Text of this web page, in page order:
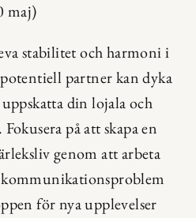
maj)
stabilitet och harmoni i
partner kan dyka
din lojala och
på att skapa en
genom att arbeta
för nya upplevelser